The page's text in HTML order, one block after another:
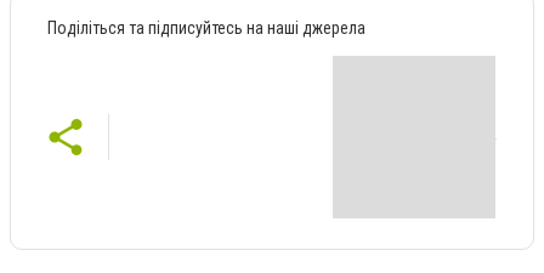
Поділіться та підписуйтесь на наші джерела